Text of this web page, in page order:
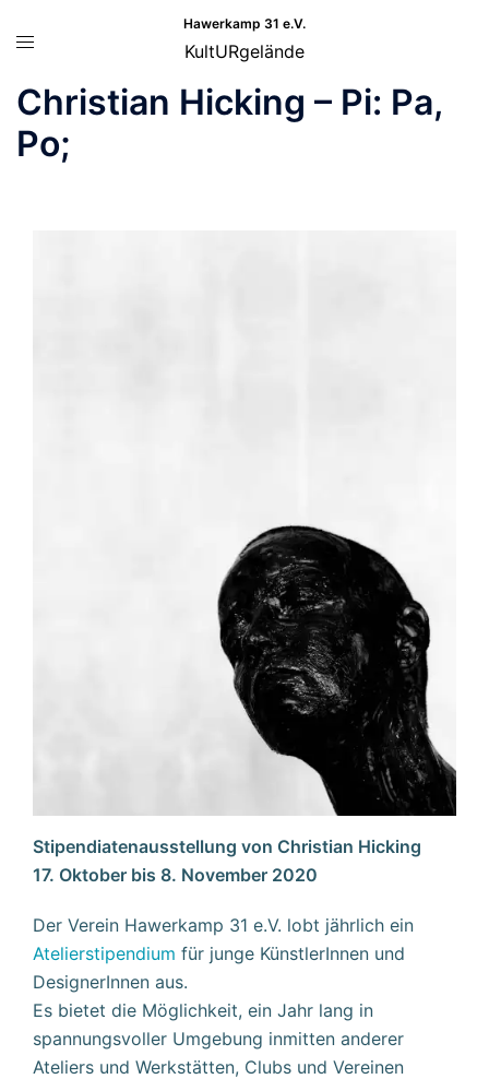
InhaltMenü
Hawerkamp 31 e.V.
KultURgelände
Christian Hicking – Pi: Pa,
Po;
Stipendiatenausstellung von Christian Hicking
17. Oktober bis 8. November 2020
Der Verein Hawerkamp 31 e.V. lobt jährlich ein
Atelierstipendium für junge KünstlerInnen und
DesignerInnen aus.
Es bietet die Möglichkeit, ein Jahr lang in
spannungsvoller Umgebung inmitten anderer
Ateliers und Werkstätten, Clubs und Vereinen